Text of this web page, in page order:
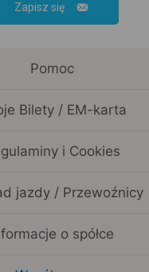
Zapisz się
Pomoc
Bilety / EM-karta
i Cookies
jazdy / Przewoźnicy
o spółce